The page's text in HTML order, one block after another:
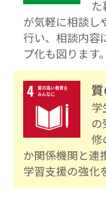
が気軽に相談し
行い、相談内容
プ化も図ります。
学
の
修
か関係機関と連
学習支援の強化